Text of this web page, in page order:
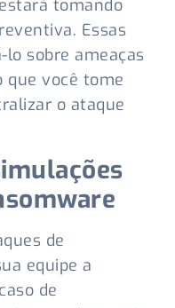
tomando
Essas
sobre ameaças
que você tome
o ataque
de
equipe a
de